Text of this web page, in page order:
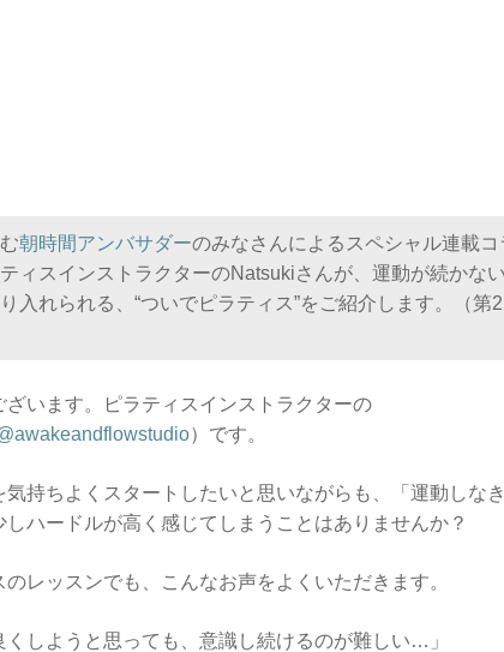
朝時間アンバサダーのみなさんによるスペシャル連載コ
ィスインストラクターのNatsukiさんが、運動が続かな
入れられる、“ついでピラティス”をご紹介します。（第
ざいます。ピラティスインストラクターの
）です。
気持ちよくスタートしたいと思いながらも、「運動しな
しハードルが高く感じてしまうことはありませんか？
のレッスンでも、こんなお声をよくいただきます。
くしようと思っても、意識し続けるのが難しい…」